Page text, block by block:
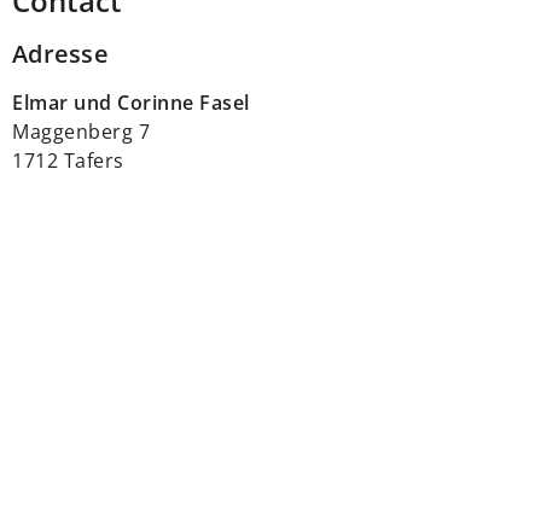
Adresse
Elmar und Corinne Fasel
Maggenberg 7
1712 Tafers